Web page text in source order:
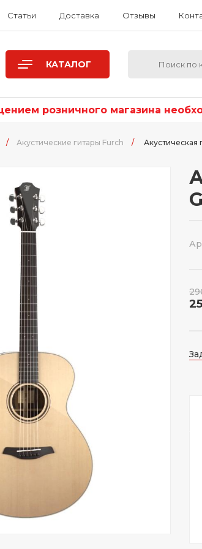
Статьи Доставка Отзывы
КАТАЛОГ
розничного магазина
/ Акустические гитары Furch / Акустическая